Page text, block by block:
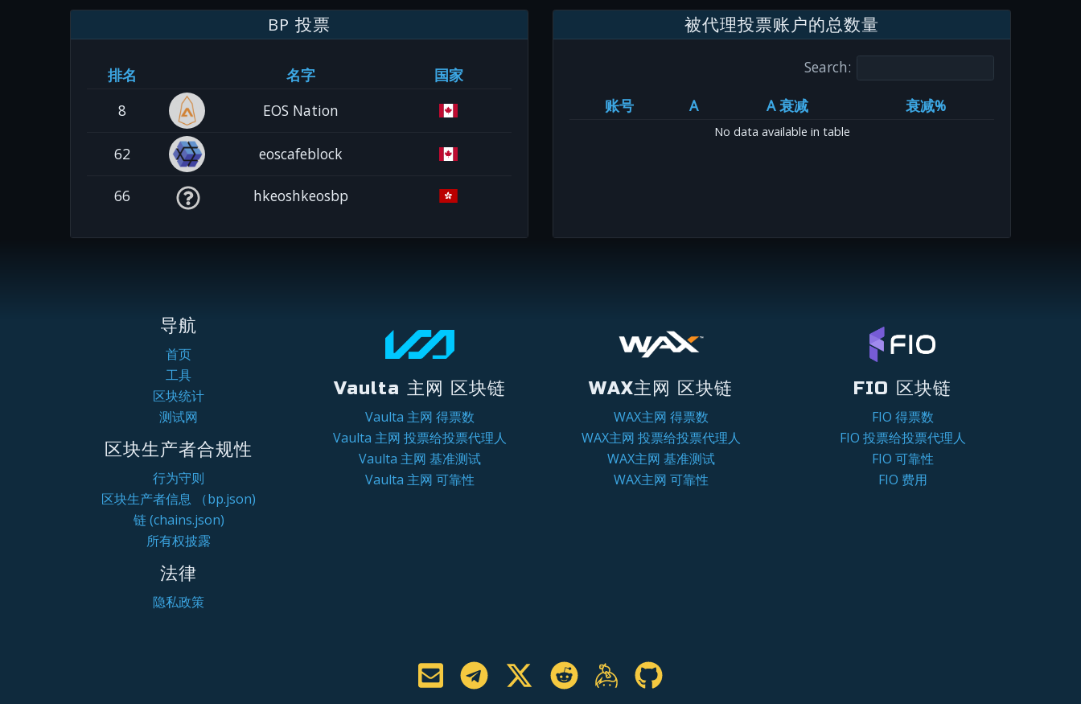
BP 投票
排名 名字
国家
8
EOS Nation
62 eoscafeblock
66 hkeoshkeosbp
被代理投票账户的总数量
Search:
账号
A A 衰减 衰减%
No data available in table
导航
首页
工具
区块统计
测试网
区块生产者合规性
行为守则
区块生产者信息 （bp.json)
链 (chains.json)
所有权披露
法律
隐私政策
Vaulta 主网 区块链
Vaulta 主网 得票数
Vaulta 主网 投票给投票代理人
Vaulta 主网 基准测试
Vaulta 主网 可靠性
WAX主网 区块链
WAX主网 得票数
WAX主网 投票给投票代理人
WAX主网 基准测试
WAX主网 可靠性
FIO 区块链
FIO 得票数
FIO 投票给投票代理人
FIO 可靠性
FIO 费用